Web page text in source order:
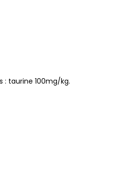
: taurine 100mg/kg.